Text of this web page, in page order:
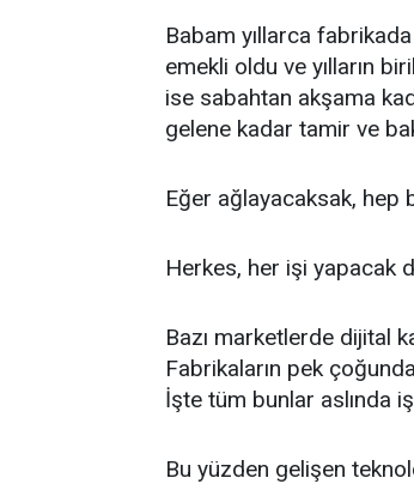
Babam yıllarca
emekli oldu ve yılların
ise sabahtan akşama
gelene kadar tamir ve
Eğer ağlayacaksak, hep
Herkes, her işi yapacak
Bazı marketlerde dijital
Fabrikaların pek
İşte tüm bunlar aslında
Bu yüzden gelişen